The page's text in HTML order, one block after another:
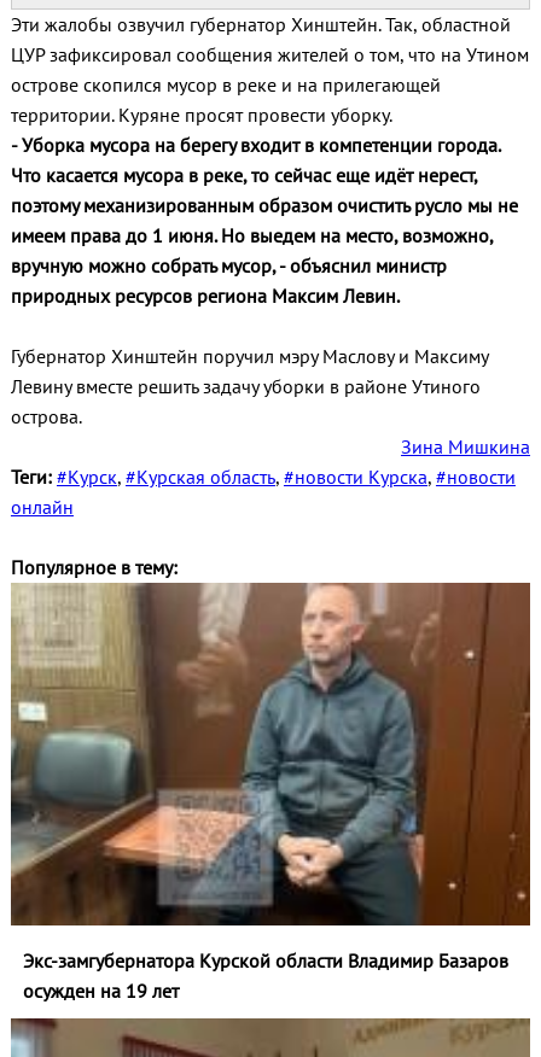
Эти жалобы озвучил губернатор Хинштейн. Так, областной
ЦУР зафиксировал сообщения жителей о том, что на Утином
острове скопился мусор в реке и на прилегающей
территории. Куряне просят провести уборку.
- Уборка мусора на берегу входит в компетенции города.
Что касается мусора в реке, то сейчас еще идёт нерест,
поэтому механизированным образом очистить русло мы не
имеем права до 1 июня. Но выедем на место, возможно,
вручную можно собрать мусор, - объяснил министр
природных ресурсов региона Максим Левин.
Губернатор Хинштейн поручил мэру Маслову и Максиму
Левину вместе решить задачу уборки в районе Утиного
острова.
Зина Мишкина
Теги: #Курск, #Курская область, #новости Курска, #новости
онлайн
Популярное в тему:
Экс-замгубернатора Курской области Владимир Базаров
осужден на 19 лет